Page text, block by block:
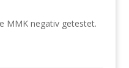
MMK negativ getestet.